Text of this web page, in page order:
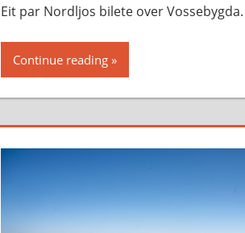
Eit par Nordljos bilete over Vossebygda.
Continue reading